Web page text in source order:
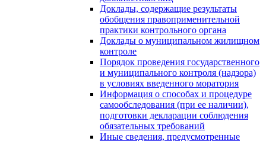
Доклады, содержащие результаты
обобщения правоприменительной
практики контрольного органа
Доклады о муниципальном жилищном
контроле
Порядок проведения государственного
и муниципального контроля (надзора)
в условиях введенного моратория
Информация о способах и процедуре
самообследования (при ее наличии),
подготовки декларации соблюдения
обязательных требований
Иные сведения, предусмотренные